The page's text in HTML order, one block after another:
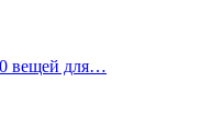
вещей для…